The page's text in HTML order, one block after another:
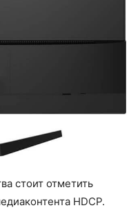
стоит отметить
HDCP.